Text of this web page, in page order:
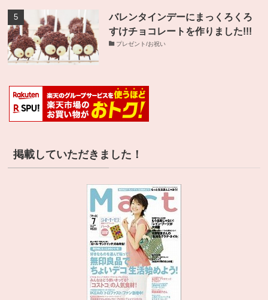
バレンタインデーにまっくろくろ
すけチョコレートを作りました!!!
プレゼント/お祝い
掲載していただきました！